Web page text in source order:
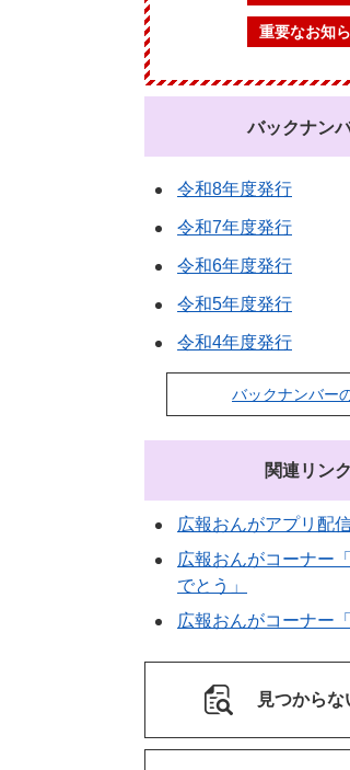
重要なお知
バックナン
令和8年度発行
令和7年度発行
令和6年度発行
令和5年度発行
令和4年度発行
バックナンバー
関連リンク
広報おんがアプリ配
広報おんがコーナー
でとう」
広報おんがコーナー
見つからな